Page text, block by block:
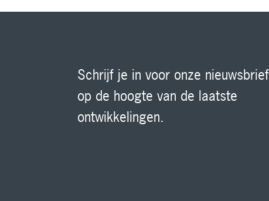
Schrijf je in voor onze
op de hoogte van de laatste
ontwikkelingen.